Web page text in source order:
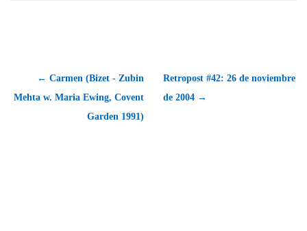
← Carmen (Bizet - Zubin
Mehta w. Maria Ewing, Covent
Garden 1991)
Retropost #42: 26 de noviembre
de 2004 →